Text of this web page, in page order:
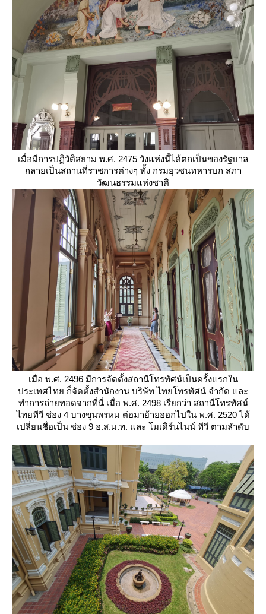
เมื่อมีการปฏิวัติสยาม พ.ศ. 2475 วังแห่งนี้ได้ตกเป็นของรัฐบาล
กลายเป็นสถานที่ราชการต่างๆ ทั้ง กรมยุวชนทหารบก สภา
วัฒนธรรมแห่งชาติ
เมื่อ พ.ศ. 2496 มีการจัดตั้งสถานีโทรทัศน์เป็นครั้งแรกใน
ประเทศไทย ก็จัดตั้งสำนักงาน บริษัท ไทยโทรทัศน์ จำกัด และ
ทำการถ่ายทอดจากที่นี่ เมื่อ พ.ศ. 2498 เรียกว่า สถานีโทรทัศน์
ไทยทีวี ช่อง 4 บางขุนพรหม ต่อมาย้ายออกไปใน พ.ศ. 2520 ได้
เปลี่ยนชื่อเป็น ช่อง 9 อ.ส.ม.ท. และ โมเดิร์นไนน์ ทีวี ตามลำดับ